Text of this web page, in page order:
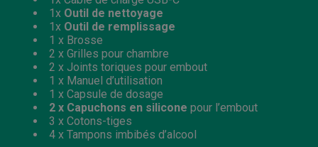
1x Outil de nettoyage
1x Outil de remplissage
1 x Brosse
2 x Grilles pour chambre
2 x Joints toriques pour embout
1 x Manuel d’utilisation
1 x Capsule de dosage
2 x Capuchons en silicone pour l’embout
3 x Cotons-tiges
4 x Tampons imbibés d’alcool